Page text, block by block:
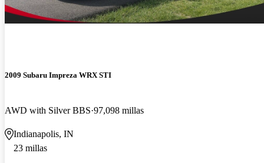
2009 Subaru Impreza WRX STI
AWD with Silver BBS 97,098 millas
Indianapolis, IN
23 millas